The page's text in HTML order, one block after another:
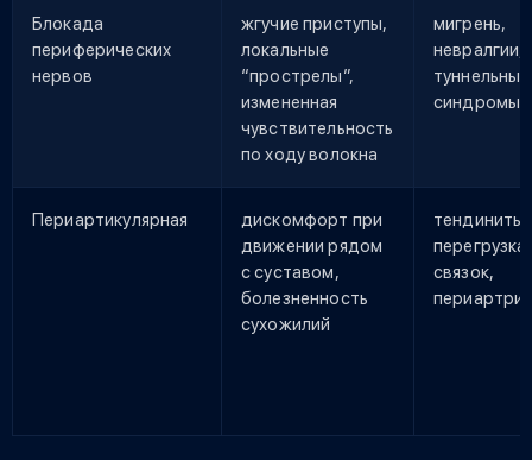
Блокада
периферических
нервов
жгучие приступы,
локальные
“прострелы”,
измененная
чувствительность
по ходу волокна
мигрень,
невралгии,
туннельные
синдромы
Периартикулярная
дискомфорт при
движении рядом
с суставом,
болезненность
сухожилий
тендиниты,
перегрузка
связок,